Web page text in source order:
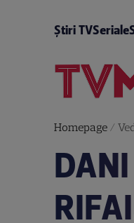
Știri TVSeriale
Homepage/